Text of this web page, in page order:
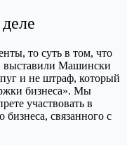
то суть в том, что
выставили Машински
и не штраф, который
бизнеса». Мы
участвовать в
связанного с